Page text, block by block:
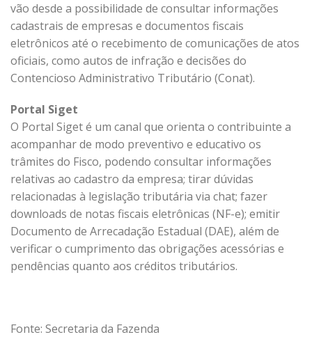
vão desde a possibilidade de consultar informações
cadastrais de empresas e documentos fiscais
eletrônicos até o recebimento de comunicações de atos
oficiais, como autos de infração e decisões do
Contencioso Administrativo Tributário (Conat).
Portal Siget
O Portal Siget é um canal que orienta o contribuinte a
acompanhar de modo preventivo e educativo os
trâmites do Fisco, podendo consultar informações
relativas ao cadastro da empresa; tirar dúvidas
relacionadas à legislação tributária via chat; fazer
downloads de notas fiscais eletrônicas (NF-e); emitir
Documento de Arrecadação Estadual (DAE), além de
verificar o cumprimento das obrigações acessórias e
pendências quanto aos créditos tributários.
Fonte: Secretaria da Fazenda